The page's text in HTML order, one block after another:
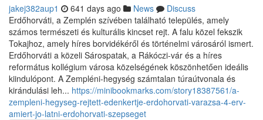
jakej382aup1 641 days ago News
Discuss
Erdőhorváti, a Zemplén szívében található település, amely
számos természeti és kulturális kincset rejt. A falu közel fekszik
Tokajhoz, amely híres borvidékéről és történelmi városáról ismert.
Erdőhorváti a közeli Sárospatak, a Rákóczi-vár és a híres
református kollégium városa közelségének köszönhetően ideális
kiindulópont. A Zempléni-hegység számtalan túraútvonala és
kirándulási leh... https://minibookmarks.com/story18387561/a-
zempleni-hegyseg-rejtett-edenkertje-erdohorvati-varazsa-4-erv-
amiert-jo-latni-erdohorvati-szepseget